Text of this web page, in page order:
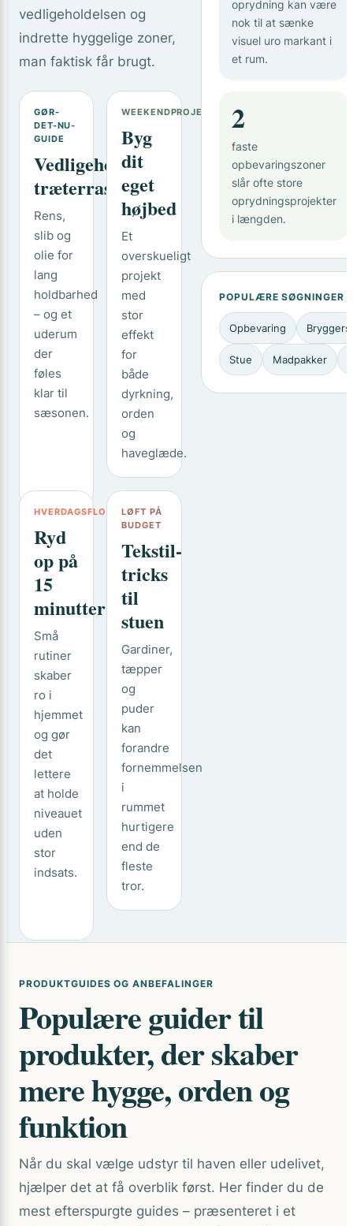
vedligeholdelsen og
indrette hyggelige zoner,
man faktisk får brugt.
GØR-
DET-NU-
GUIDE
Vedligehold
træterrassen
Rens,
slib og
olie for
lang
holdbarhed
– og et
uderum
der
føles
klar til
sæsonen.
WEEKENDPROJEKT
Byg
dit
eget
højbed
Et
overskueligt
projekt
med
stor
effekt
for
både
dyrkning,
orden
og
haveglæde.
HVERDAGSFLOW
Ryd
op på
15
minutter
Små
rutiner
skaber
ro i
hjemmet
og gør
det
lettere
at holde
niveauet
uden
stor
indsats.
LØFT PÅ
BUDGET
Tekstil-
tricks
til
stuen
Gardiner,
tæpper
og
puder
kan
forandre
fornemmelsen
i
rummet
hurtigere
end de
fleste
tror.
oprydning kan være
nok til at sænke
visuel uro markant i
et rum.
2
faste
opbevaringszoner
slår ofte store
oprydningsprojekter
i længden.
POPULÆRE SØGNINGER
Opbevaring Bryggers
Stue Madpakker
PRODUKTGUIDES OG ANBEFALINGER
Populære guider til
produkter, der skaber
mere hygge, orden og
funktion
Når du skal vælge udstyr til haven eller udelivet,
hjælper det at få overblik først. Her finder du de
mest efterspurgte guides – præsenteret i et